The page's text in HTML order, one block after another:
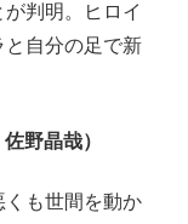
判明。ヒロイ
と自分の足で新
野晶哉）
くも世間を動か